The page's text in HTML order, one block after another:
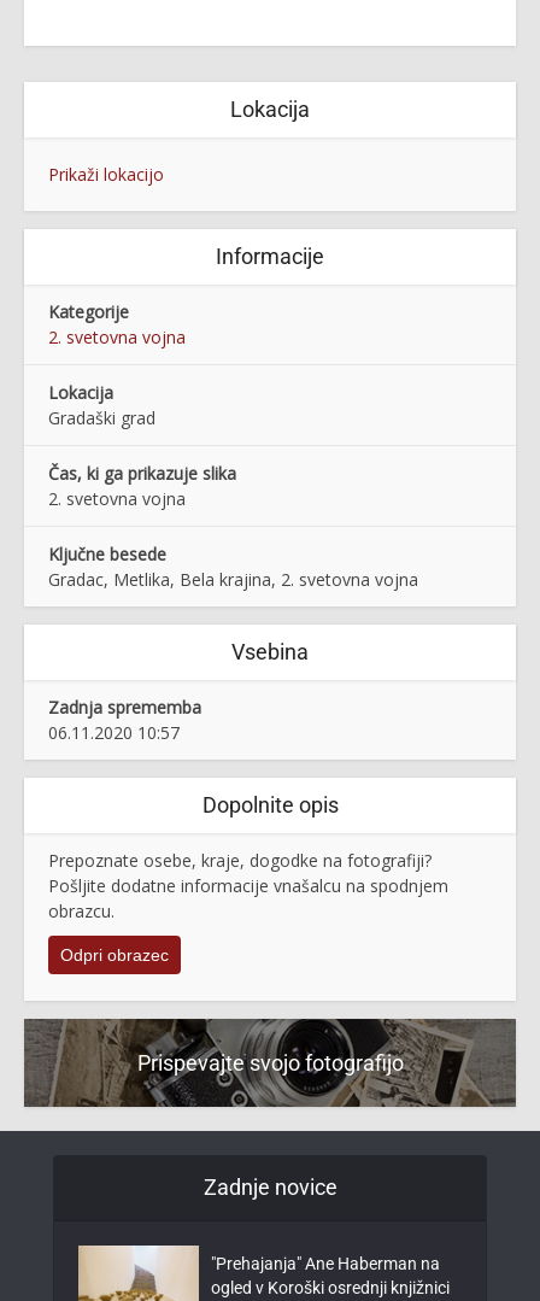
Lokacija
Prikaži lokacijo
Informacije
Kategorije
2. svetovna vojna
Lokacija
Gradaški grad
Čas, ki ga prikazuje slika
2. svetovna vojna
Ključne besede
Gradac, Metlika, Bela krajina, 2. svetovna vojna
Vsebina
Zadnja sprememba
06.11.2020 10:57
Dopolnite opis
Prepoznate osebe, kraje, dogodke na fotografiji?
Pošljite dodatne informacije vnašalcu na spodnjem
obrazcu.
Odpri obrazec
Prispevajte svojo fotografijo
Zadnje novice
"Prehajanja" Ane Haberman na
ogled v Koroški osrednji knjižnici